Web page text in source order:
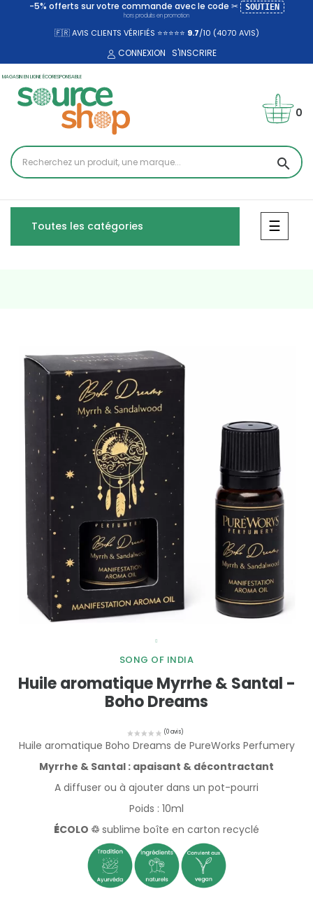
-5% offerts sur votre commande avec le code ✂ SOUTIEN
hors produits en promotion
🇫🇷 AVIS CLIENTS VÉRIFIÉS ⭐⭐⭐⭐⭐ 9.7/10 (4070 AVIS)
CONNEXION S'INSCRIRE
MAGASIN EN LIGNE ÉCORESPONSABLE
search
0
Toutes les catégories ☰
SONG OF INDIA
Huile aromatique Myrrhe & Santal -
Boho Dreams
Huile aromatique Boho Dreams de PureWorks Perfumery
Myrrhe & Santal : apaisant & décontractant
A diffuser ou à ajouter dans un pot-pourri
Poids : 10ml
ÉCOLO ♲ sublime boîte en carton recyclé